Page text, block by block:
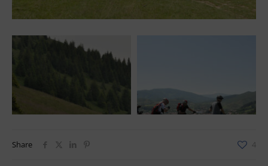
Share 4